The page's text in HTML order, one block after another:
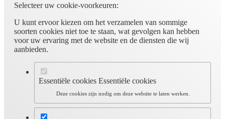
Selecteer uw cookie-voorkeuren:
U kunt ervoor kiezen om het verzamelen van sommige
soorten cookies niet toe te staan, wat gevolgen kan hebben
voor uw ervaring met de website en de diensten die wij
aanbieden.
Essentiële cookies Essentiële cookies
Deze cookies zijn nodig om deze website te laten werken.